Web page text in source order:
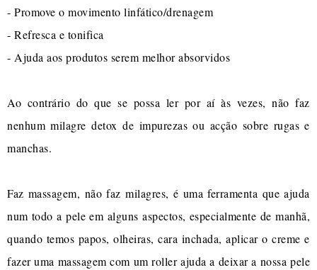
- Promove o movimento linfático/drenagem
- Refresca e tonifica
- Ajuda aos produtos serem melhor absorvidos
Ao contrário do que se possa ler por aí às vezes, não faz
nenhum milagre detox de impurezas ou acção sobre rugas e
manchas.
Faz massagem, não faz milagres, é uma ferramenta que ajuda
num todo a pele em alguns aspectos, especialmente de manhã,
quando temos papos, olheiras, cara inchada, aplicar o creme e
fazer uma massagem com um roller ajuda a deixar a nossa pele